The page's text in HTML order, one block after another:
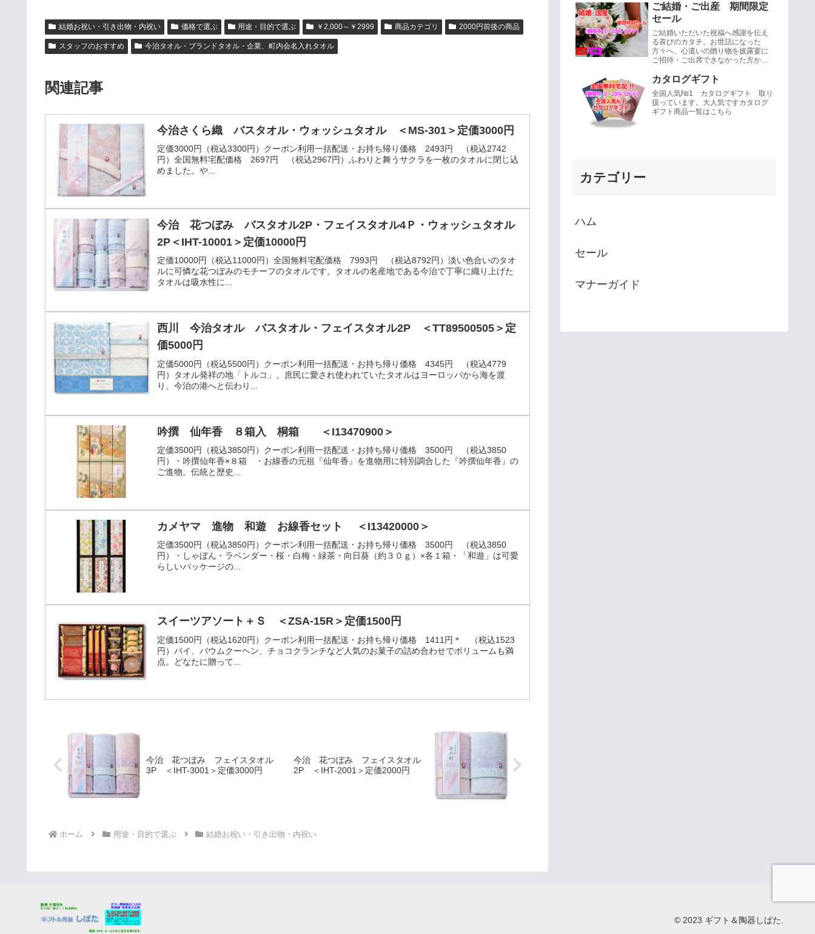
結婚お祝い・引き出物・内祝い 価格で選ぶ 用途・目的で選ぶ ￥2,000～￥2999 商品カテゴリ 2000円前後の商品
スタッフのおすすめ 今治タオル・ブランドタオル・企業、町内会名入れタオル
関連記事
今治さくら織 バスタオル・ウォッシュタオル ＜MS-301＞定価3000円
定価3000円（税込3300円）クーポン利用一括配送・お持ち帰り価格 2493円 （税込2742
円）全国無料宅配価格 2697円 （税込2967円）ふわりと舞うサクラを一枚のタオルに閉じ込
めました。や...
今治 花つぼみ バスタオル2P・フェイスタオル4Ｐ・ウォッシュタオル
2P＜IHT-10001＞定価10000円
定価10000円（税込11000円）全国無料宅配価格 7993円 （税込8792円）淡い色合いのタオ
ルに可憐な花つぼみのモチーフのタオルです。タオルの名産地である今治で丁寧に織り上げた
タオルは吸水性に...
西川 今治タオル バスタオル・フェイスタオル2P ＜TT89500505＞定
価5000円
定価5000円（税込5500円）クーポン利用一括配送・お持ち帰り価格 4345円 （税込4779
円）タオル発祥の地「トルコ」。庶民に愛され使われていたタオルはヨーロッパから海を渡
り、今治の港へと伝わり...
吟撰 仙年香 ８箱入 桐箱 ＜I13470900＞
定価3500円（税込3850円）クーポン利用一括配送・お持ち帰り価格 3500円 （税込3850
円）・吟撰仙年香×８箱 ・お線香の元祖『仙年香』を進物用に特別調合した『吟撰仙年香』の
ご進物。伝統と歴史...
カメヤマ 進物 和遊 お線香セット ＜I13420000＞
定価3500円（税込3850円）クーポン利用一括配送・お持ち帰り価格 3500円 （税込3850
円）・しゃぼん・ラベンダー・桜・白梅・緑茶・向日葵（約３０ｇ）×各１箱・「和遊」は可愛
らしいパッケージの...
スイーツアソート＋Ｓ ＜ZSA-15R＞定価1500円
定価1500円（税込1620円）クーポン利用一括配送・お持ち帰り価格 1411円＊ （税込1523
円）パイ、バウムクーヘン、チョコクランチなど人気のお菓子の詰め合わせでボリュームも満
点。どなたに贈って...
今治 花つぼみ フェイスタオル
3P ＜IHT-3001＞定価3000円
今治 花つぼみ フェイスタオル
2P ＜IHT-2001＞定価2000円
ホーム 用途・目的で選ぶ 結婚お祝い・引き出物・内祝い
に品物を送る習慣、これを香典返し
と言いま...
ご結婚・ご出産 期間限定
セール
ご結婚いただいた祝福へ感謝を伝え
る喜びのカタチ。お世話になった
方々へ、心遣いの贈り物を披露宴に
ご招待・ご出席できなかった方から
いた場合にお送りするのが内祝で
す。（挙式後...
カタログギフト
全国人気№1 カタログギフト 取り
扱っています。大人気ですカタログ
ギフト商品一覧はこちら
カテゴリー
ハム
セール
マナーガイド
© 2023 ギフト＆陶器しばた.